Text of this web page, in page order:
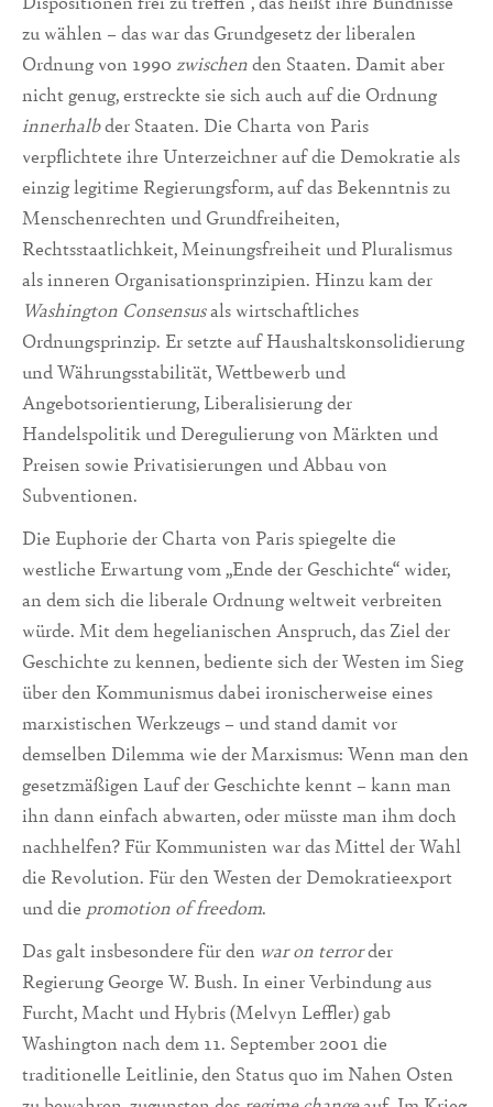
zu wählen – das war das Grundgesetz der liberalen
Ordnung von 1990 zwischenden Staaten. Damit aber
nicht genug, erstreckte sie sich auch auf die Ordnung
innerhalbder Staaten. Die Charta von Paris
verpflichtete ihre Unterzeichner auf die Demokratie als
einzig legitime Regierungsform, auf das Bekenntnis zu
Menschenrechten und Grundfreiheiten,
Rechtsstaatlichkeit, Meinungsfreiheit und Pluralismus
als inneren Organisationsprinzipien. Hinzu kam der
Washington Consensusals wirtschaftliches
Ordnungsprinzip. Er setzte auf Haushaltskonsolidierung
und Währungsstabilität, Wettbewerb und
Angebotsorientierung, Liberalisierung der
Handelspolitik und Deregulierung von Märkten und
Preisen sowie Privatisierungen und Abbau von
Subventionen.
Die Euphorie der Charta von Paris spiegelte die
westliche Erwartung vom „Ende der Geschichte“ wider,
an dem sich die liberale Ordnung weltweit verbreiten
würde. Mit dem hegelianischen Anspruch, das Ziel der
Geschichte zu kennen, bediente sich der Westen im Sieg
über den Kommunismus dabei ironischerweise eines
marxistischen Werkzeugs – und stand damit vor
demselben Dilemma wie der Marxismus: Wenn man den
gesetzmäßigen Lauf der Geschichte kennt – kann man
ihn dann einfach abwarten, oder müsste man ihm doch
nachhelfen? Für Kommunisten war das Mittel der Wahl
die Revolution. Für den Westen der Demokratieexport
und die promotion of freedom.
Das galt insbesondere für den war on terrorder
Regierung George W. Bush. In einer Verbindung aus
Furcht, Macht und Hybris (Melvyn Leffler) gab
Washington nach dem 11. September 2001 die
traditionelle Leitlinie, den Status quo im Nahen Osten